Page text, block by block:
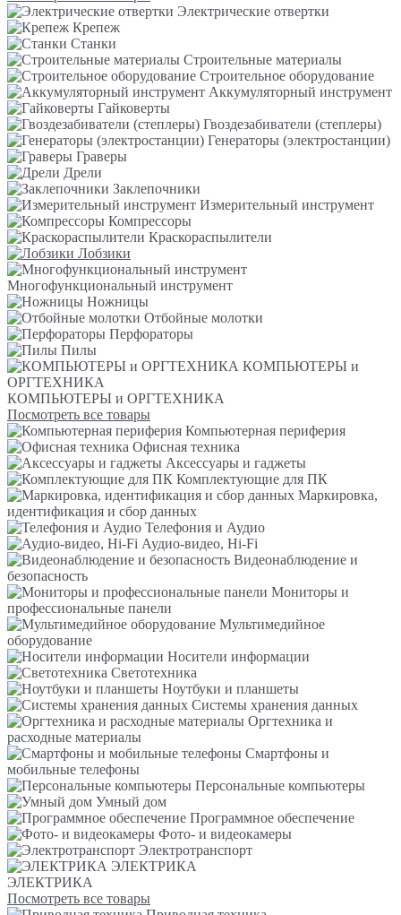
Электрические отвертки
Крепеж
Станки
Строительные материалы
Строительное оборудование
Аккумуляторный инструмент
Гайковерты
Гвоздезабиватели (степлеры)
Генераторы (электростанции)
Граверы
Дрели
Заклепочники
Измерительный инструмент
Компрессоры
Краскораспылители
Лобзики
Многофункциональный инструмент
Ножницы
Отбойные молотки
Перфораторы
Пилы
КОМПЬЮТЕРЫ и
ОРГТЕХНИКА
КОМПЬЮТЕРЫ и ОРГТЕХНИКА
Посмотреть все товары
Компьютерная периферия
Офисная техника
Аксессуары и гаджеты
Комплектующие для ПК
Маркировка,
идентификация и сбор данных
Телефония и Аудио
Аудио-видео, Hi-Fi
Видеонаблюдение и
безопасность
Мониторы и
профессиональные панели
Мультимедийное
оборудование
Носители информации
Светотехника
Ноутбуки и планшеты
Системы хранения данных
Оргтехника и
расходные материалы
Смартфоны и
мобильные телефоны
Персональные компьютеры
Умный дом
Программное обеспечение
Фото- и видеокамеры
Электротранспорт
ЭЛЕКТРИКА
ЭЛЕКТРИКА
Посмотреть все товары